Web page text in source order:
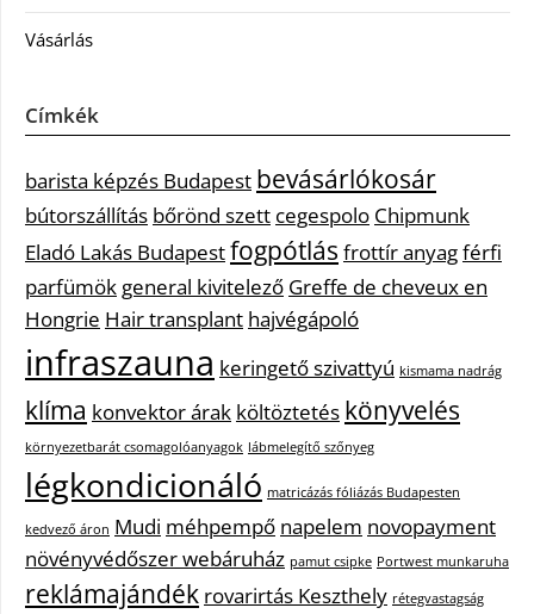
Vásárlás
Címkék
barista képzés Budapest bevásárlókosár
bútorszállítás bőrönd szett cegespolo Chipmunk
Eladó Lakás Budapestfogpótlás frottír anyagférfi
parfümök general kivitelező Greffe de cheveux en
Hongrie Hair transplant hajvégápoló
infraszauna keringető szivattyú kismama nadrág
klíma konvektor árak költöztetés könyvelés
környezetbarát csomagolóanyagok lábmelegítő szőnyeg
légkondicionáló matricázás fóliázás Budapesten
kedvező áron Mudi méhpempő napelem novopayment
növényvédőszer webáruház pamut csipke Portwest munkaruha
reklámajándék rovarirtás Keszthely rétegvastagság